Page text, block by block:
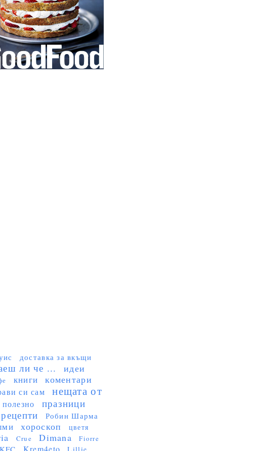
доставка за вкъщи
ли че ... идеи
книги коментари
си сам
нещата от
полезно
празници
рецепти Робин Шарма
хороскоп цветя
Crue Dimana Fiorre
KFC Krem4eto